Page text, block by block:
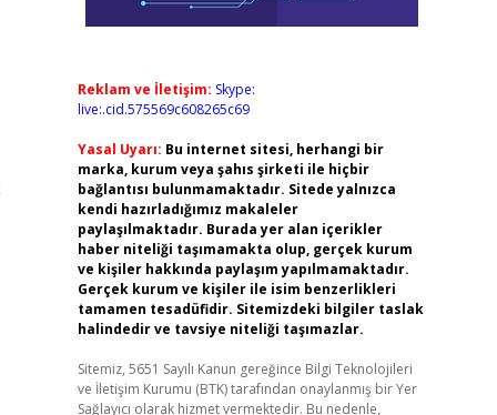
Reklam ve İletişim: Skype:
live:.cid.575569c608265c69
Yasal Uyarı: Bu internet sitesi, herhangi bir
marka, kurum veya şahıs şirketi ile hiçbir
bağlantısı bulunmamaktadır. Sitede yalnızca
kendi hazırladığımız makaleler
paylaşılmaktadır. Burada yer alan içerikler
haber niteliği taşımamakta olup, gerçek kurum
ve kişiler hakkında paylaşım yapılmamaktadır.
Gerçek kurum ve kişiler ile isim benzerlikleri
tamamen tesadüfidir. Sitemizdeki bilgiler taslak
halindedir ve tavsiye niteliği taşımazlar.
Sitemiz, 5651 Sayılı Kanun gereğince Bilgi Teknolojileri
ve İletişim Kurumu (BTK) tarafından onaylanmış bir Yer
Sağlayıcı olarak hizmet vermektedir. Bu nedenle,